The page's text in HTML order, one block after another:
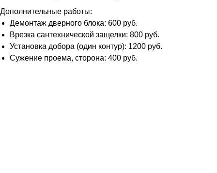
Дополнительные работы:
Демонтаж дверного блока: 600 руб.
Врезка сантехнической защелки: 800 руб.
Установка добора (один контур): 1200 руб.
Сужение проема, сторона: 400 руб.